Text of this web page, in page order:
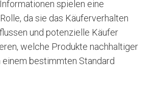
spielen eine
da sie das Käuferverhalten
und potenzielle Käufer
welche Produkte nachhaltiger
einem bestimmten Standard